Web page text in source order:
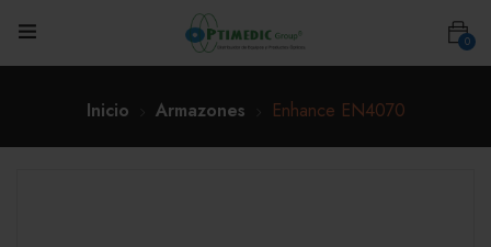
0
Inicio Armazones Enhance EN4070